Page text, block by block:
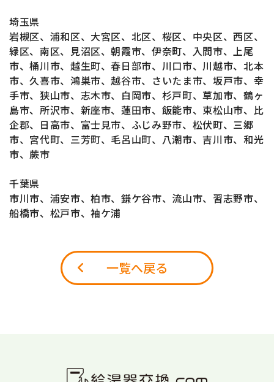
埼玉県
岩槻区、浦和区、大宮区、北区、桜区、中央区、西区、
緑区、南区、見沼区、朝霞市、伊奈町、入間市、上尾
市、桶川市、越生町、春日部市、川口市、川越市、北本
市、久喜市、鴻巣市、越谷市、さいたま市、坂戸市、幸
手市、狭山市、志木市、白岡市、杉戸町、草加市、鶴ヶ
島市、所沢市、新座市、蓮田市、飯能市、東松山市、比
企郡、日高市、富士見市、ふじみ野市、松伏町、三郷
市、宮代町、三芳町、毛呂山町、八潮市、吉川市、和光
市、蕨市
千葉県
市川市、浦安市、柏市、鎌ケ谷市、流山市、習志野市、
船橋市、松戸市、袖ケ浦
一覧へ戻る